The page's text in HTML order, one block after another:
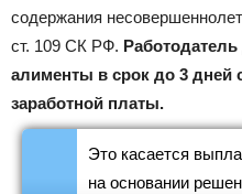
содержания
ст. 109 СК РФ.
алименты в срок до 3 дней
заработной платы.
Это касается
на основании